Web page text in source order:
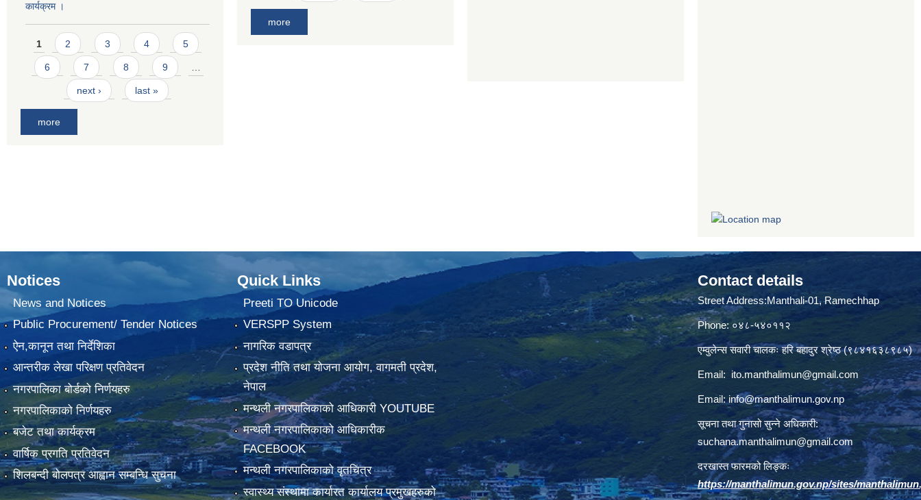
कार्यक्रम ।
Pages
1 2 3 4 5
6 7 8 9
next › last »
more
more
Notices
News and Notices
Public Procurement/ Tender Notices
ऐन,कानून तथा निर्देशिका
आन्तरीक लेखा परिक्षण प्रतिवेदन
नगरपालिका बोर्डको निर्णयहरु
नगरपालिकाको निर्णयहरु
बजेट तथा कार्यक्रम
वार्षिक प्रगति प्रतिवेदन
शिलबन्दी बोलपत्र आह्वान सम्बन्धि सुचना
Quick Links
Preeti TO Unicode
VERSPP System
नागरिक वडापत्र
प्रदेश नीति तथा योजना आयोग, वागमती प्रदेश,
नेपाल
मन्थली नगरपालिकाको आधिकारी YOUTUBE
मन्थली नगरपालिकाको आधिकारीक
FACEBOOK
मन्थली नगरपालिकाको वृतचित्र
स्वास्थ्य संस्थामा कार्यारत कार्यालय प्रमुखहरुको
Contact details
Street Address:Manthali-01, Ramechhap
Phone: ०४८-५४०११२
एम्वुलेन्स सवारी चालकः हरि बहादुर श्रेष्ठ (९८४१६३८९८५)
Email: ito.manthalimun@gmail.com
Email:info@manthalimun.gov.np
सूचना तथा गुनासो सुन्ने अधिकारी:
suchana.manthalimun@gmail.com
दरखास्त फारमको लिङ्कः
https://manthalimun.gov.np/sites/